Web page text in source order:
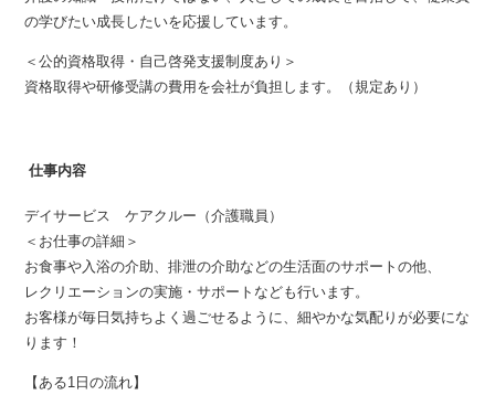
の学びたい成長したいを応援しています。
＜公的資格取得・自己啓発支援制度あり＞
資格取得や研修受講の費用を会社が負担します。（規定あり）
仕事内容
デイサービス ケアクルー（介護職員）
＜お仕事の詳細＞
お食事や入浴の介助、排泄の介助などの生活面のサポートの他、
レクリエーションの実施・サポートなども行います。
お客様が毎日気持ちよく過ごせるように、細やかな気配りが必要にな
ります！
【ある1日の流れ】